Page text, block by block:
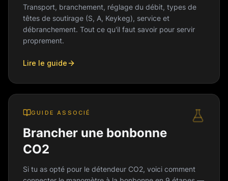
Transport, branchement, réglage du débit, types de
têtes de soutirage (S, A, Keykeg), service et
débranchement. Tout ce qu'il faut savoir pour servir
proprement.
Lire le guide
GUIDE ASSOCIÉ
Brancher une bonbonne
CO2
Si tu as opté pour le détendeur CO2, voici comment